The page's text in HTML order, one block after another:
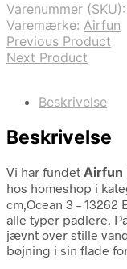
Varenummer (SKU):
Varemærke: Airfun
Previous Product
Next Product
Beskrivelse
Beskrivelse
Vi har fundet Airfun
hos homeshop i
cm,Ocean 3 –
alle typer padlere.
jævnt over stille
bøjning i sin flade